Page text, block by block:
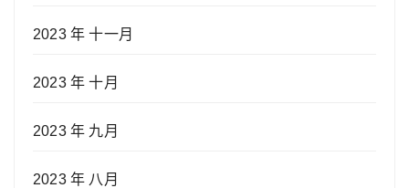
2023 年 十一月
2023 年 十月
2023 年 九月
2023 年 八月